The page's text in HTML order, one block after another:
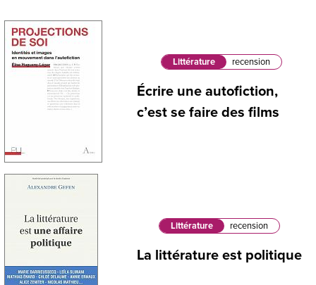
Littérature recension
Écrire une autofiction,
c’est se faire des films
Littérature recension
La littérature est politique